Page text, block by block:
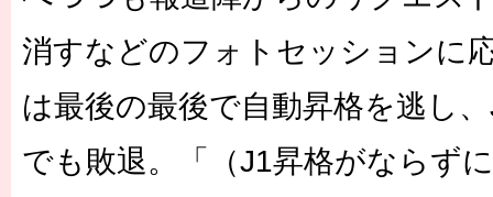
消すなどのフォトセッションに
は最後の最後で自動昇格を逃し
でも敗退。「（J1昇格がならず